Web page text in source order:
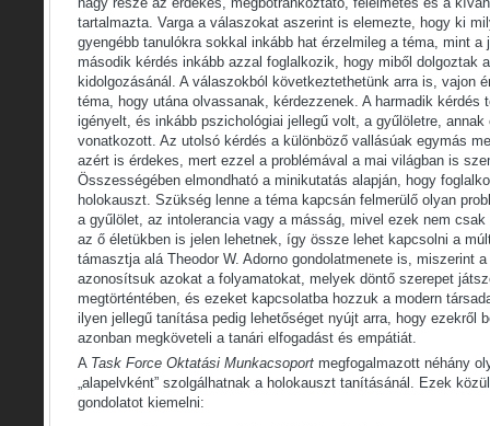
tartalmazta. Varga a válaszokat aszerint is elemezte, hogy ki
gyengébb tanulókra sokkal inkább hat érzelmileg a téma, mint a
második kérdés inkább azzal foglalkozik, hogy miből dolgoztak
kidolgozásánál. A válaszokból következtethetünk arra is, vajon
téma, hogy utána olvassanak, kérdezzenek. A harmadik kérdés
igényelt, és inkább pszichológiai jellegű volt, a gyűlöletre,
vonatkozott. Az utolsó kérdés a különböző vallásúak egymás
azért is érdekes, mert ezzel a problémával a mai világban is
Összességében elmondható a minikutatás alapján, hogy
holokauszt. Szükség lenne a téma kapcsán felmerülő olyan
a gyűlölet, az intolerancia vagy a másság, mivel ezek nem
az ő életükben is jelen lehetnek, így össze lehet kapcsolni a
támasztja alá Theodor W. Adorno gondolatmenete is, miszerint
azonosítsuk azokat a folyamatokat, melyek döntő szerepet
megtörténtében, és ezeket kapcsolatba hozzuk a modern
ilyen jellegű tanítása pedig lehetőséget nyújt arra, hogy ezekről
azonban megköveteli a tanári elfogadást és empátiát.
A Task Force Oktatási Munkacsoport megfogalmazott néhány
„alapelvként” szolgálhatnak a holokauszt tanításánál. Ezek
gondolatot kiemelni: